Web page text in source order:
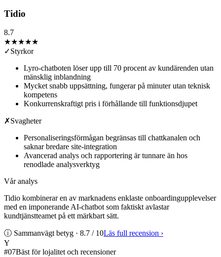
Tidio
8.7
★★★★★
✓Styrkor
Lyro-chatboten löser upp till 70 procent av kundärenden utan
mänsklig inblandning
Mycket snabb uppsättning, fungerar på minuter utan teknisk
kompetens
Konkurrenskraftigt pris i förhållande till funktionsdjupet
✗Svagheter
Personaliseringsförmågan begränsas till chattkanalen och
saknar bredare site-integration
Avancerad analys och rapportering är tunnare än hos
renodlade analysverktyg
Vår analys
Tidio kombinerar en av marknadens enklaste onboardingupplevelser
med en imponerande AI-chatbot som faktiskt avlastar
kundtjänstteamet på ett märkbart sätt.
ⓘ Sammanvägt betyg · 8.7 / 10Läs full recension ›
Y
#07Bäst för lojalitet och recensioner